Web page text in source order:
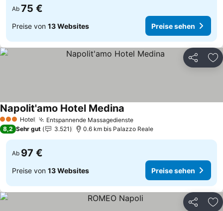
Ab 75 €
Preise von 13 Websites Preise sehen
Teilen
3 SterneHotel Entspannende Massagedienste
Napolit'amo Hotel Medina
8,2 Sehr gut 3.521 0.6 km bis Palazzo Reale
Ab 97 €
Preise von 13 Websites Preise sehen
Teilen